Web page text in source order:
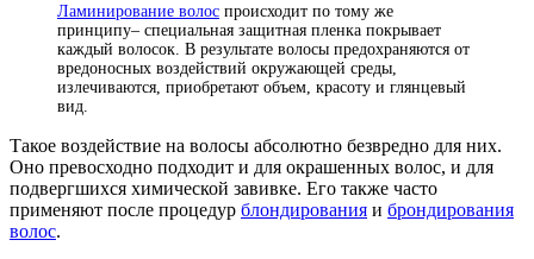
Ламинирование волос происходит по тому же
принципу– специальная защитная пленка покрывает
каждый волосок. В результате волосы предохраняются от
вредоносных воздействий окружающей среды,
излечиваются, приобретают объем, красоту и глянцевый
вид.
Такое воздействие на волосы абсолютно безвредно для них.
Оно превосходно подходит и для окрашенных волос, и для
подвергшихся химической завивке. Его также часто
применяют после процедур блондирования и брондирования
волос.